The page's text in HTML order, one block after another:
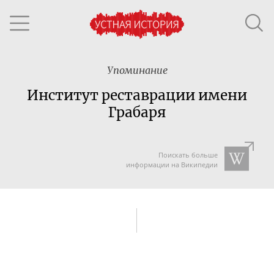
Упоминание
Институт реставрации имени
Грабаря
Поискать больше
информации на Википедии